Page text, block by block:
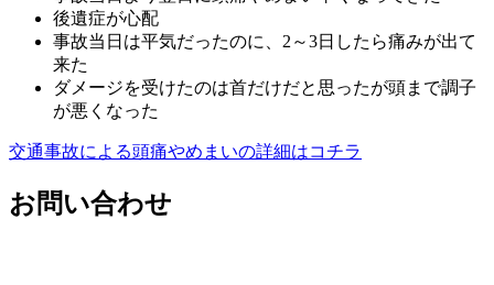
後遺症が心配
事故当日は平気だったのに、2～3日したら痛みが出て
来た
ダメージを受けたのは首だけだと思ったが頭まで調子
が悪くなった
交通事故による頭痛やめまいの詳細はコチラ
お問い合わせ